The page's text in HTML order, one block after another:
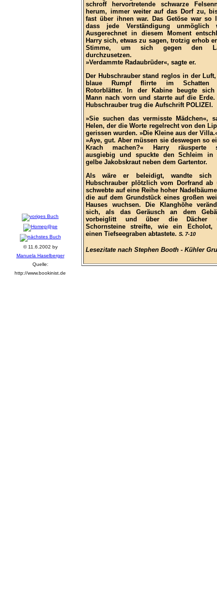
schroff hervortretende schwarze
herum, immer weiter auf das Dorf zu,
fast über ihnen war. Das Getöse war so
dass jede Verständigung unmöglich
Ausgerechnet in diesem Moment
Harry sich, etwas zu sagen, trotzig erhob
Stimme, um sich gegen den
durchzusetzen.
»Verdammte Radaubrüder«, sagte er.
Der Hubschrauber stand reglos in der
blaue Rumpf flirrte im Schatten
Rotorblätter. In der Kabine beugte
Mann nach vorn und starrte auf die Erde.
Hubschrauber trug die Aufschrift POLIZEI.
»Sie suchen das vermisste Mädchen«,
Helen, der die Worte regelrecht von den
gerissen wurden. »Die Kleine aus der
»Aye, gut. Aber müssen sie deswegen so
Krach machen?« Harry räusperte
ausgiebig und spuckte den Schleim in
gelbe Jakobskraut neben dem Gartentor.
Als wäre er beleidigt, wandte sich
Hubschrauber plötzlich vom Dorfrand ab
schwebte auf eine Reihe hoher
die auf dem Grundstück eines großen
Hauses wuchsen. Die Klanghöhe
sich, als das Geräusch an dem
vorbeiglitt und über die Dächer
Schornsteine streifte, wie ein Echolot,
einen Tiefseegraben abtastete. S. 7-10
Lesezitate nach Stephen Booth - Kühler
© 11.6.2002 by
Manuela Haselberger
Quelle:
http://www.bookinist.de